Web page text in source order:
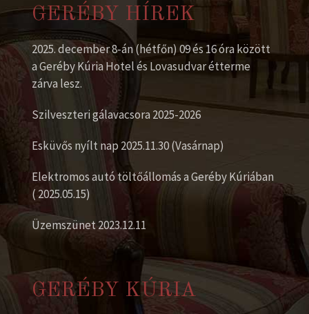
GERÉBY HÍREK
2025. december 8-án (hétfőn) 09 és 16 óra között
a Geréby Kúria Hotel és Lovasudvar étterme
zárva lesz.
Szilveszteri gálavacsora 2025-2026
Esküvős nyílt nap 2025.11.30 (Vasárnap)
Elektromos autó töltőállomás a Geréby Kúriában
( 2025.05.15)
Üzemszünet 2023.12.11
GERÉBY KÚRIA